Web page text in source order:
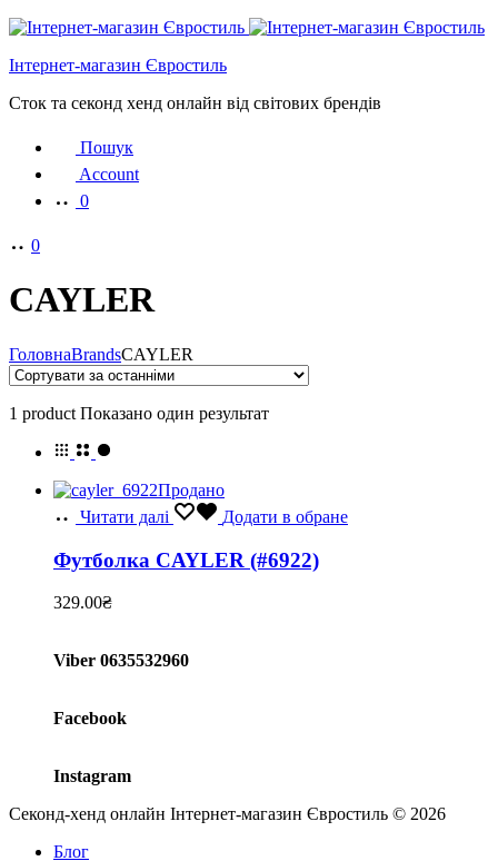
Інтернет-магазин Євростиль
Сток та секонд хенд онлайн від світових брендів
Пошук
Account
0
0
CAYLER
ГоловнаBrandsCAYLER
1 product Показано один результат
Продано
Читати далі
Додати в обране
Футболка CAYLER (#6922)
329.00₴
Viber 0635532960
Facebook
Instagram
Секонд-хенд онлайн Інтернет-магазин Євростиль © 2026
Блог